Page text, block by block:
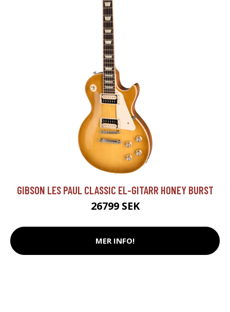
GIBSON LES PAUL CLASSIC EL-GITARR HONEY BURST
26799 SEK
MER INFO!